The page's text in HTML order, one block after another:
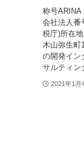
称号ARINA
会社法人番
税庁)所在
木山弥生町
の開発イン
サルティン
2021年1月